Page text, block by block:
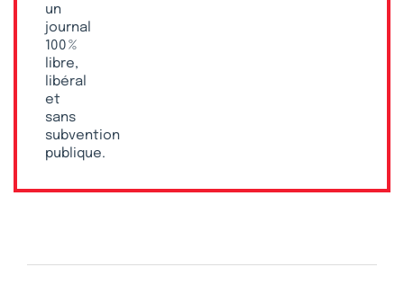
un
journal
100 %
libre,
libéral
et
sans
subvention
publique.